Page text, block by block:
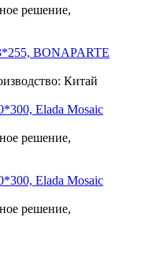
решение,
BONAPARTE
Китай
Elada Mosaic
решение,
Elada Mosaic
решение,